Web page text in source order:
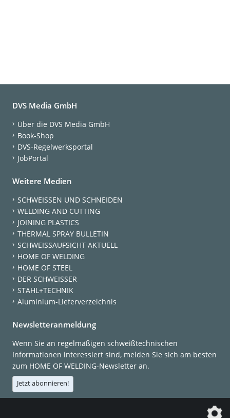
DVS Media GmbH
Über die DVS Media GmbH
Book-Shop
DVS-Regelwerksportal
JobPortal
Weitere Medien
SCHWEISSEN UND SCHNEIDEN
WELDING AND CUTTING
JOINING PLASTICS
THERMAL SPRAY BULLETIN
SCHWEISSAUFSICHT AKTUELL
HOME OF WELDING
HOME OF STEEL
DER SCHWEISSER
STAHL+TECHNIK
Aluminium-Lieferverzeichnis
Newsletteranmeldung
Wenn Sie an regelmäßigen schweißtechnischen
Informationen interessiert sind, melden Sie sich am besten
zum HOME OF WELDING-Newsletter an.
Jetzt abonnieren!